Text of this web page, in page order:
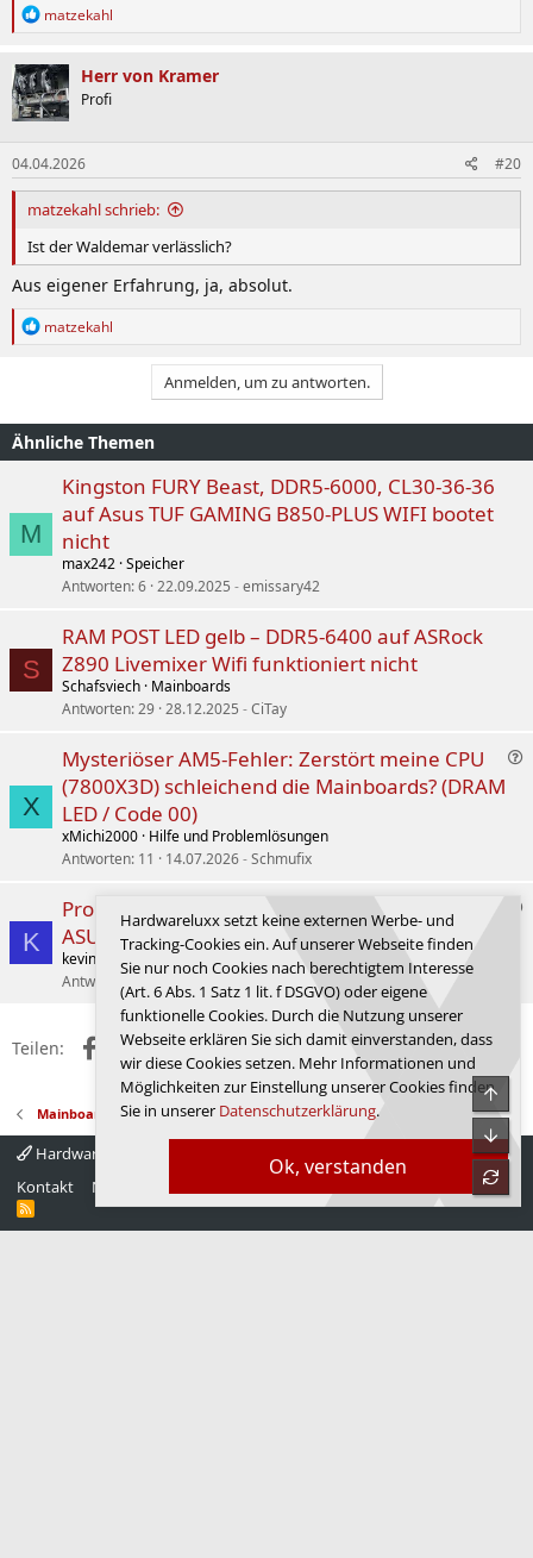
R
k
t
i
o
n
e
n
:
matzekahl
Herr von Kramer
Profi
04.04.2026 #20
matzekahl schrieb:
Ist der Waldemar verlässlich?
Aus eigener Erfahrung, ja, absolut.
R
i
o
n
:
matzekahl
Anmelden, um zu antworten.
Ähnliche Themen
M
Kingston FURY Beast, DDR5-6000, CL30-36-36
auf Asus TUF GAMING B850-PLUS WIFI bootet
nicht
max242 Speicher
Antworten 6 22.09.2025 emissary42
S
RAM POST LED gelb – DDR5‑6400 auf ASRock
Z890 Livemixer Wifi funktioniert nicht
Schafsviech Mainboards
Antworten 29 28.12.2025 CiTay
X
e
Mysteriöser AM5-Fehler: Zerstört meine CPU
(7800X3D) schleichend die Mainboards? (DRAM
LED / Code 00)
xMichi2000 Hilfe und Problemlösungen
Antworten 11 14.07.2026 Schmufix
K
n
Probleme beim Neustart / DRAM-LED auf
ASUS TUF B850 + DDR5-6200 Viper
kevin1091
Hilfe und Problemlösungen
Antworten
26.01.2026 kevin1091
Teilen: FacebookX (Twitter)
RedditWhatsApp
E-MailLink
Mainboards
Hardwareluxx 4.0
Kontakt
Nutzungsbedingungen Startseite
R
Ok, verstanden
Hardwareluxx setzt keine externen Werbe- und
Tracking-Cookies ein. Auf unserer Webseite finden
Sie nur noch Cookies nach berechtigtem Interesse
(Art. 6 Abs. 1 Satz 1 lit. f DSGVO) oder eigene
funktionelle Cookies. Durch die Nutzung unserer
Webseite erklären Sie sich damit einverstanden, dass
wir diese Cookies setzen. Mehr Informationen und
Möglichkeiten zur Einstellung unserer Cookies finden
Sie in unserer Datenschutzerklärung.